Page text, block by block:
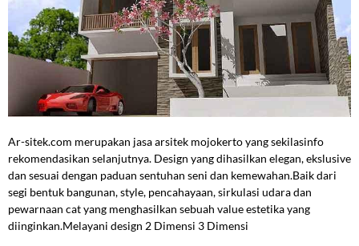
Ar-sitek.com merupakan jasa arsitek mojokerto yang sekilasinfo
rekomendasikan selanjutnya. Design yang dihasilkan elegan, ekslusive
dan sesuai dengan paduan sentuhan seni dan kemewahan.Baik dari
segi bentuk bangunan, style, pencahayaan, sirkulasi udara dan
pewarnaan cat yang menghasilkan sebuah value estetika yang
diinginkan.Melayani design 2 Dimensi 3 Dimensi